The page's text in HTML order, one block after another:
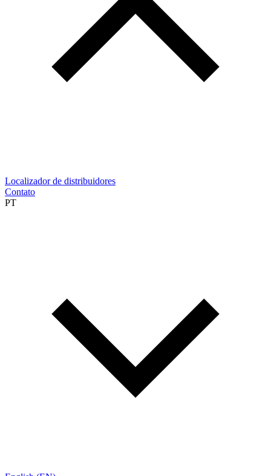
Localizador de distribuidores
Contato
PT